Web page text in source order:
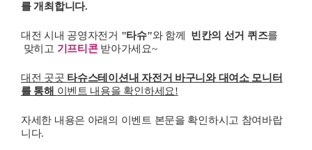
를 개최합니다.
대전 시내 공영자전거 "타슈"와 함께 빈칸의 선거 퀴즈를
맞히고 기프티콘 받아가세요~
대전 곳곳 타슈스테이션내 자전거 바구니와 대여소 모니터
를 통해 이벤트 내용을 확인하세요!
자세한 내용은 아래의 이벤트 본문을 확인하시고 참여바랍
니다.